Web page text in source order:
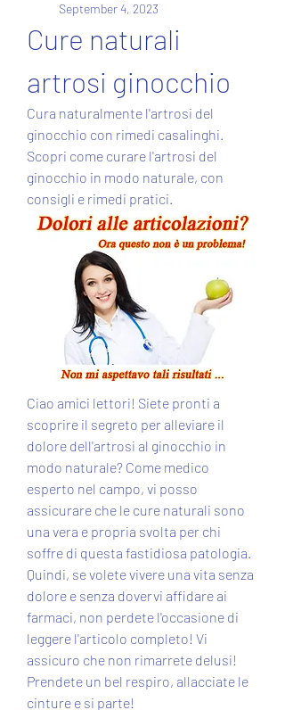
September 4, 2023
Cure naturali
artrosi ginocchio
Cura naturalmente l'artrosi del
ginocchio con rimedi casalinghi.
Scopri come curare l'artrosi del
ginocchio in modo naturale, con
consigli e rimedi pratici.
Ciao amici lettori! Siete pronti a
scoprire il segreto per alleviare il
dolore dell'artrosi al ginocchio in
modo naturale? Come medico
esperto nel campo, vi posso
assicurare che le cure naturali sono
una vera e propria svolta per chi
soffre di questa fastidiosa patologia.
Quindi, se volete vivere una vita senza
dolore e senza dovervi affidare ai
farmaci, non perdete l'occasione di
leggere l'articolo completo! Vi
assicuro che non rimarrete delusi!
Prendete un bel respiro, allacciate le
cinture e si parte!